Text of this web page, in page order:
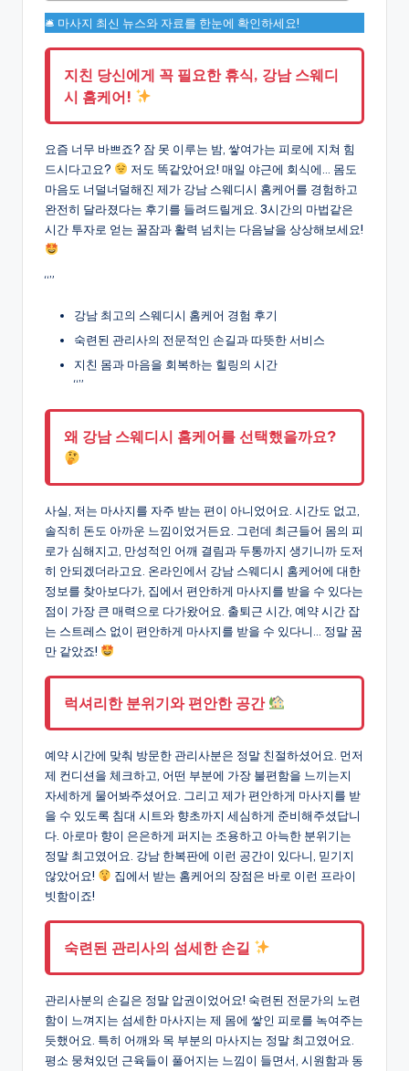
🛎 마사지 최신 뉴스와 자료를 한눈에 확인하세요!
지친 당신에게 꼭 필요한 휴식, 강남 스웨디
시 홈케어!
요즘 너무 바쁘죠? 잠 못 이루는 밤, 쌓여가는 피로에 지쳐 힘
드시다고요?
저도 똑같았어요! 매일 야근에 회식에… 몸도
마음도 너덜너덜해진 제가 강남 스웨디시 홈케어를 경험하고
완전히 달라졌다는 후기를 들려드릴게요. 3시간의 마법같은
시간 투자로 얻는 꿀잠과 활력 넘치는 다음날을 상상해보세요!
“”
강남 최고의 스웨디시 홈케어 경험 후기
숙련된 관리사의 전문적인 손길과 따뜻한 서비스
지친 몸과 마음을 회복하는 힐링의 시간
“”
왜 강남 스웨디시 홈케어를 선택했을까요?
사실, 저는 마사지를 자주 받는 편이 아니었어요. 시간도 없고,
솔직히 돈도 아까운 느낌이었거든요. 그런데 최근들어 몸의 피
로가 심해지고, 만성적인 어깨 결림과 두통까지 생기니까 도저
히 안되겠더라고요. 온라인에서 강남 스웨디시 홈케어에 대한
정보를 찾아보다가, 집에서 편안하게 마사지를 받을 수 있다는
점이 가장 큰 매력으로 다가왔어요. 출퇴근 시간, 예약 시간 잡
는 스트레스 없이 편안하게 마사지를 받을 수 있다니… 정말 꿈
만 같았죠!
럭셔리한 분위기와 편안한 공간
예약 시간에 맞춰 방문한 관리사분은 정말 친절하셨어요. 먼저
제 컨디션을 체크하고, 어떤 부분에 가장 불편함을 느끼는지
자세하게 물어봐주셨어요. 그리고 제가 편안하게 마사지를 받
을 수 있도록 침대 시트와 향초까지 세심하게 준비해주셨답니
다. 아로마 향이 은은하게 퍼지는 조용하고 아늑한 분위기는
정말 최고였어요. 강남 한복판에 이런 공간이 있다니, 믿기지
않았어요!
집에서 받는 홈케어의 장점은 바로 이런 프라이
빗함이죠!
숙련된 관리사의 섬세한 손길
관리사분의 손길은 정말 압권이었어요! 숙련된 전문가의 노련
함이 느껴지는 섬세한 마사지는 제 몸에 쌓인 피로를 녹여주는
듯했어요. 특히 어깨와 목 부분의 마사지는 정말 최고였어요.
평소 뭉쳐있던 근육들이 풀어지는 느낌이 들면서, 시원함과 동